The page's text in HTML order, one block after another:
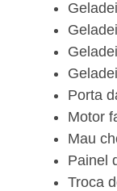
Porta
Motor
Mau
Painel
Troca